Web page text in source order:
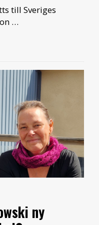
till Sveriges
…
ny